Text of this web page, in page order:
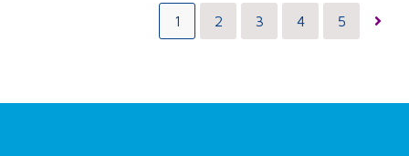
1 2 3 4 5